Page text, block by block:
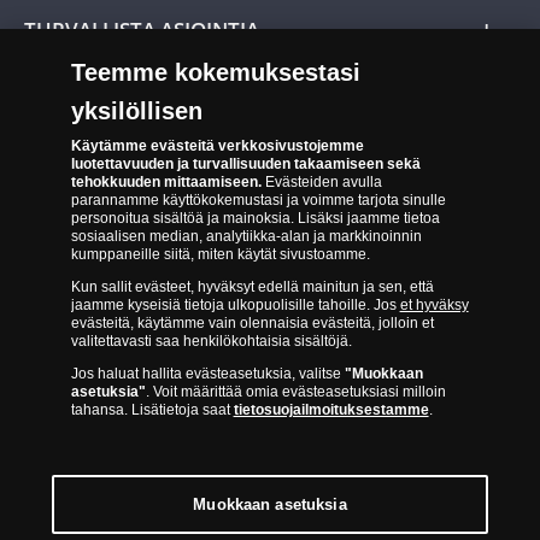
Evästeet Suomen Monetan verkkokaupassa
Tuotteiden toimittaminen
Palautusoikeus
Tee peruutusilmoitus
Saavutettavuusseloste
TURVALLISTA ASIOINTIA
Turvallinen kumppani
Aitous- ja laatutakuu
14 päivän palautusoikeus
johtaville rahapajoille ja keskuspankeille, kuten Norjan rahapaja,
Britannian kuninkaallinen rahapaja, Ranskan rahapaja, Kanadan
kuninkaallinen rahapaja, Australian kuninkaallinen rahapaja, Etelä-
Teemme kokemuksestasi
yksilöllisen
Käytämme evästeitä verkkosivustojemme
luotettavuuden ja turvallisuuden takaamiseen sekä
tehokkuuden mittaamiseen.Evästeiden avulla
parannamme käyttökokemustasi ja voimme tarjota sinulle
personoitua sisältöä ja mainoksia. Lisäksi jaamme tietoa
sosiaalisen median, analytiikka-alan ja markkinoinnin
kumppaneille siitä, miten käytät sivustoamme.
Kun sallit evästeet, hyväksyt edellä mainitun ja sen, että
jaamme kyseisiä tietoja ulkopuolisille tahoille. Jos et hyväksy
evästeitä, käytämme vain olennaisia evästeitä, jolloin et
valitettavasti saa henkilökohtaisia sisältöjä.
Jos haluat hallita evästeasetuksia, valitse "Muokkaan
asetuksia". Voit määrittää omia evästeasetuksiasi milloin
tahansa. Lisätietoja saattietosuojailmoituksestamme.
Muokkaan asetuksia